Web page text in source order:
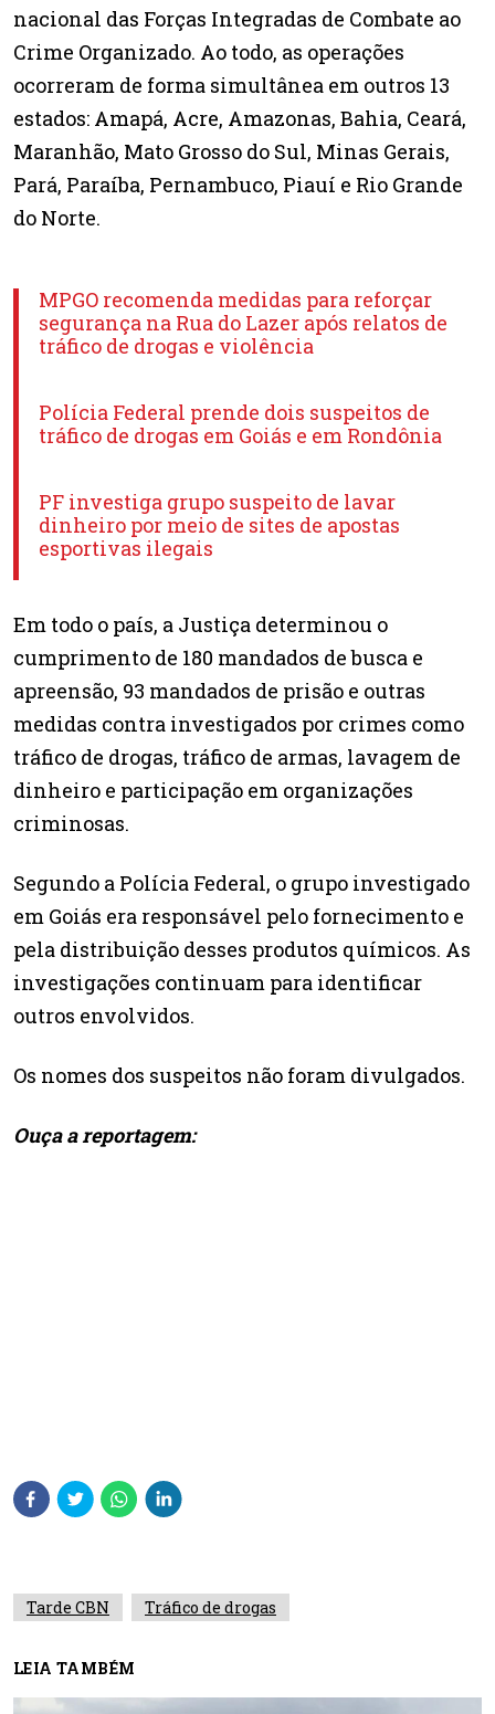
nacional das Forças Integradas de Combate ao
Crime Organizado. Ao todo, as operações
ocorreram de forma simultânea em outros 13
estados: Amapá, Acre, Amazonas, Bahia, Ceará,
Maranhão, Mato Grosso do Sul, Minas Gerais,
Pará, Paraíba, Pernambuco, Piauí e Rio Grande
do Norte.
MPGO recomenda medidas para reforçar
segurança na Rua do Lazer após relatos de
tráfico de drogas e violência
Polícia Federal prende dois suspeitos de
tráfico de drogas em Goiás e em Rondônia​
PF investiga grupo suspeito de lavar
dinheiro por meio de sites de apostas
esportivas ilegais
Em todo o país, a Justiça determinou o
cumprimento de 180 mandados de busca e
apreensão, 93 mandados de prisão e outras
medidas contra investigados por crimes como
tráfico de drogas, tráfico de armas, lavagem de
dinheiro e participação em organizações
criminosas.
Segundo a Polícia Federal, o grupo investigado
em Goiás era responsável pelo fornecimento e
pela distribuição desses produtos químicos. As
investigações continuam para identificar
outros envolvidos.
Os nomes dos suspeitos não foram divulgados.
Ouça a reportagem:
Tarde CBN Tráfico de drogas
LEIA TAMBÉM